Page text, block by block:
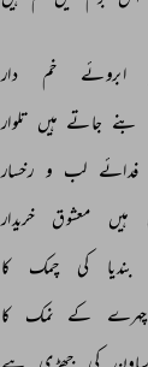
ابروئے خم
دار
بنے جاتے ہیں تلوار
فدائے لب و رخسار
ہیں معشوق
خریدار
بندیا کی چمک
کا
چہرے کے نمک کا